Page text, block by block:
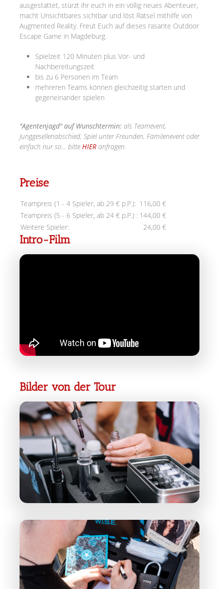
ausgestattet, stürzt ihr euch in ein völlig neues Abenteuer,
macht Unsichtbares sichtbar und löst Rätsel mithilfe von
Augmented Reality. Freut Euch auf dieses rasante Outdoor
Escape Game in Magdeburg.
Spielzeit 120 Minuten plus Vor- und
Nachbereitungszeit
bis zu 6 Personen im Team
mehreren Teams können gleichzeitig starten und
gegeneinander spielen
"Agentenjagd" auf Wunschtermin: als Teamevent,
Junggesellenabschied, Spiel unter Freunden, Familenevent oder
einfach nur so... bitte HIER anfragen.
Preise
Teampreis (1 - 4 Spieler, ab 29 € p.P.): 116,00 €
Teampreis (5 - 6 Spieler, ab 24 € p.P.) : 144,00 €
Weitere Spieler:
24,00 €
Intro-Film
Bilder von der Tour